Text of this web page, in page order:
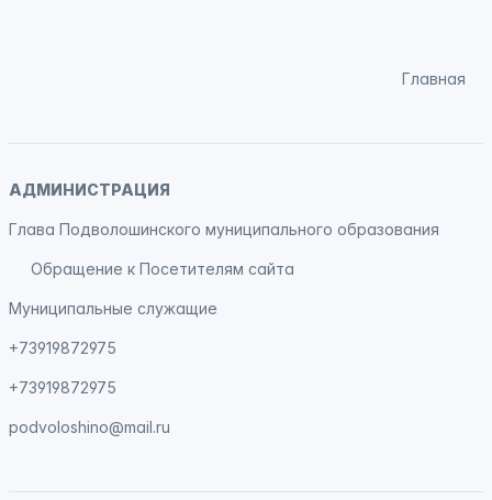
Главная
АДМИНИСТРАЦИЯ
Глава Подволошинского муниципального образования
Обращение к Посетителям сайта
Муниципальные служащие
+73919872975
+73919872975
podvoloshino@mail.ru